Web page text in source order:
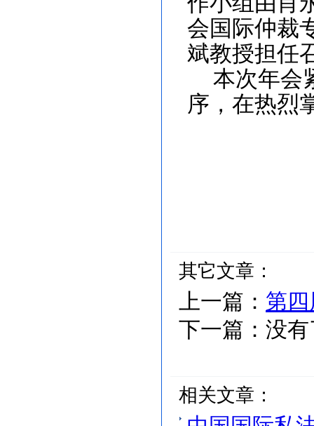
会国际仲裁
斌教授担任
本次年会
序，在热烈
其它文章：
上一篇： 第
下一篇： 没有
相关文章：